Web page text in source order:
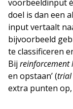
voorbeeldinput
doel is dan een
input vertaalt
bijvoorbeeld
te classificeren
Bij reinforcement
en opstaan’ (trial
extra punten